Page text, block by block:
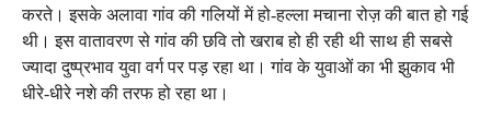
करते। इसके अलावा गांव की गलियों में हो-हल्ला मचाना रोज़ की बात हो गई
थी। इस वातावरण से गांव की छवि तो खराब हो ही रही थी साथ ही सबसे
ज्यादा दुष्प्रभाव युवा वर्ग पर पड़ रहा था। गांव के युवाओं का भी झुकाव भी
धीरे-धीरे नशे की तरफ हो रहा था।